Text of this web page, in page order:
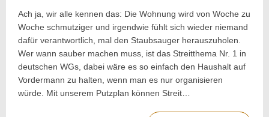
lassen:
Unser
WG-
Putzplan
Ach ja, wir alle kennen das: Die Wohnung wird von Woche zu
Woche schmutziger und irgendwie fühlt sich wieder niemand
dafür verantwortlich, mal den Staubsauger herauszuholen.
Wer wann sauber machen muss, ist das Streitthema Nr. 1 in
deutschen WGs, dabei wäre es so einfach den Haushalt auf
Vordermann zu halten, wenn man es nur organisieren
würde. Mit unserem Putzplan können Streit…